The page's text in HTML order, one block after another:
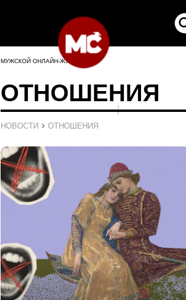
МУЖСКОЙ ОНЛАЙН-ЖУРНАЛ
ОТНОШЕНИЯ
НОВОСТИ › ОТНОШЕНИЯ